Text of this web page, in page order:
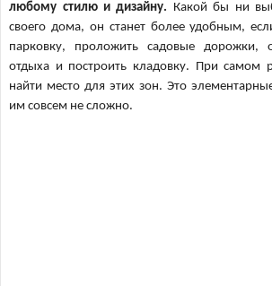
любому стилю и дизайну. Какой бы ни
своего дома, он станет более удобным,
парковку, проложить садовые дорожки,
отдыха и построить кладовку. При самом
найти место для этих зон. Это
им совсем не сложно.